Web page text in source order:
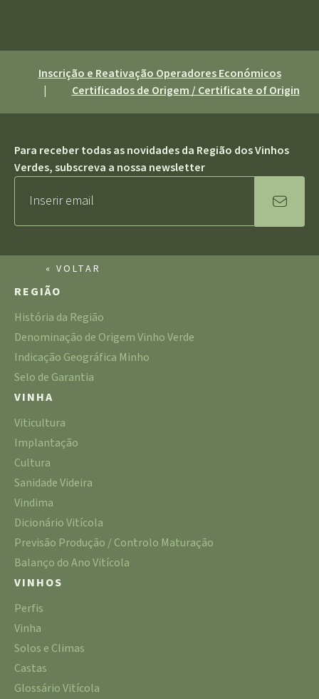
Inscrição e Reativação Operadores Económicos
|
Certificados de Origem / Certificate of Origin
Para receber todas as novidades da Região dos Vinhos
Verdes, subscreva a nossa newsletter
« VOLTAR
REGIÃO
História da Região
Denominação de Origem Vinho Verde
Indicação Geográfica Minho
Selo de Garantia
VINHA
Viticultura
Implantação
Cultura
Sanidade Videira
Vindima
Dicionário Vitícola
Previsão Produção / Controlo Maturação
Balanço do Ano Vitícola
VINHOS
Perfis
Vinha
Solos e Climas
Castas
Glossário Vitícola